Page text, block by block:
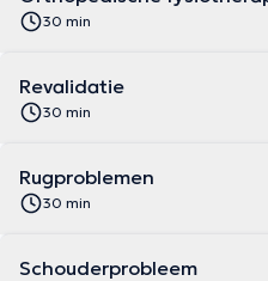
30 min
Revalidatie
30 min
Rugproblemen
30 min
Schouderprobleem